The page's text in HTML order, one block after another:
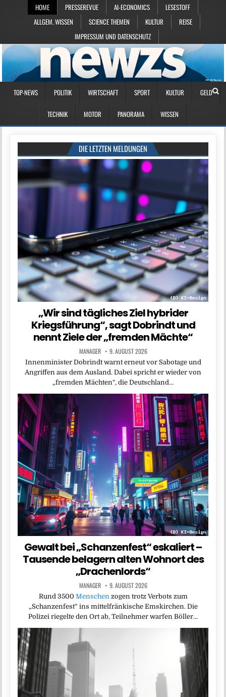
HOME PRESSEREVUE AI-ECONOMICS
LESESTOFF
ALLGEM. WISSEN
SCIENCE THEMEN KULTUR
REISE
IMPRESSUM UND DATENSCHUTZ
TOP-NEWS POLITIK WIRTSCHAFT SPORT KULTUR GELD
TECHNIK MOTOR PANORAMA WISSEN
DIE LETZTEN MELDUNGEN
„Wir sind tägliches Ziel hybrider
Kriegsführung“, sagt Dobrindt und
nennt Ziele der „fremden Mächte“
MANAGER 9. AUGUST 2026
Innenminister Dobrindt warnt erneut vor Sabotage und
Angriffen aus dem Ausland. Dabei spricht er wieder von
„fremden Mächten“, die Deutschland…
Gewalt bei „Schanzenfest“ eskaliert –
Tausende belagern alten Wohnort des
„Drachenlords“
MANAGER 9. AUGUST 2026
Rund 3500 Menschenzogen trotz Verbots zum
„Schanzenfest“ ins mittelfränkische Emskirchen. Die
Polizei riegelte den Ort ab, Teilnehmer warfen Böller…